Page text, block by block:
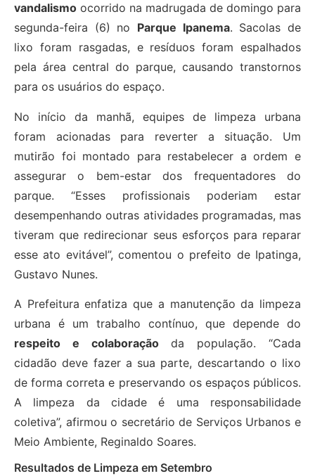
vandalismo ocorrido na madrugada de domingo para
segunda-feira (6) no Parque Ipanema. Sacolas de
lixo foram rasgadas, e resíduos foram espalhados
pela área central do parque, causando transtornos
para os usuários do espaço.
No início da manhã, equipes de limpeza urbana
foram acionadas para reverter a situação. Um
mutirão foi montado para restabelecer a ordem e
assegurar o bem-estar dos frequentadores do
parque. “Esses profissionais poderiam estar
desempenhando outras atividades programadas, mas
tiveram que redirecionar seus esforços para reparar
esse ato evitável”, comentou o prefeito de Ipatinga,
Gustavo Nunes.
A Prefeitura enfatiza que a manutenção da limpeza
urbana é um trabalho contínuo, que depende do
respeito e colaboraçãoda população. “Cada
cidadão deve fazer a sua parte, descartando o lixo
de forma correta e preservando os espaços públicos.
A limpeza da cidade é uma responsabilidade
coletiva”, afirmou o secretário de Serviços Urbanos e
Meio Ambiente, Reginaldo Soares.
Resultados de Limpeza em Setembro